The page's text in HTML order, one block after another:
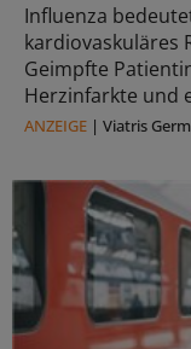
Influenza
kardiovaskuläres
Geimpfte
Herzinfarkte und
ANZEIGE | Viatris